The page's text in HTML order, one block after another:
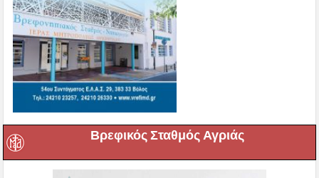
Βρεφικός Σταθμός Αγριάς